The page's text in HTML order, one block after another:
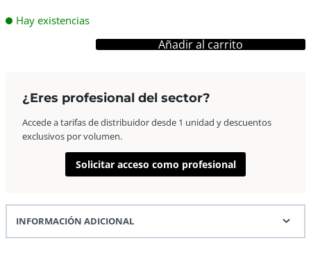
Hay existencias
35mm
f/2.8L
Añadir al carrito
¿Eres profesional del sector?
Accede a tarifas de distribuidor desde 1 unidad y descuentos
exclusivos por volumen.
Solicitar acceso como profesional
INFORMACIÓN ADICIONAL